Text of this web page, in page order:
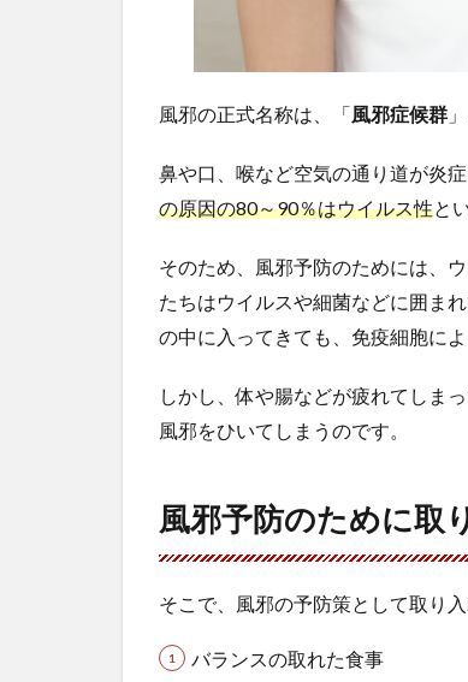
風邪の正式名称は、「風邪症候群
鼻や口、喉など空気の通り道が炎
の原因の80～90％はウイルス性と
そのため、風邪予防のためには、
たちはウイルスや細菌などに囲ま
の中に入ってきても、免疫細胞に
しかし、体や腸などが疲れてしま
風邪をひいてしまうのです。
風邪予防のために取
そこで、風邪の予防策として取り
バランスの取れた食事